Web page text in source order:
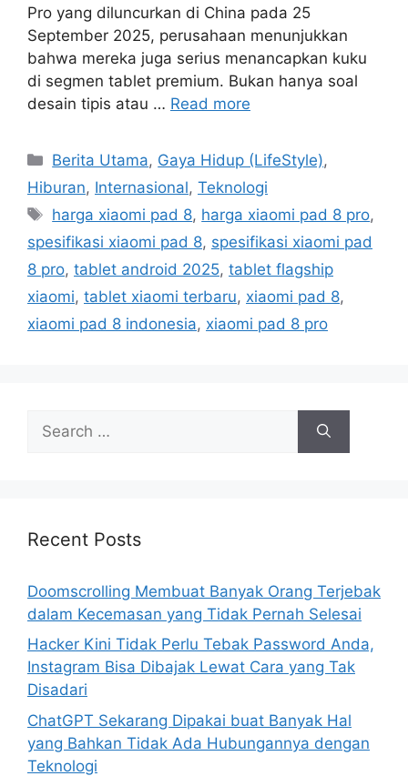
Pro yang diluncurkan di China pada 25
September 2025, perusahaan menunjukkan
bahwa mereka juga serius menancapkan kuku
di segmen tablet premium. Bukan hanya soal
desain tipis atau … Read more
C
e
g
o
r
Berita Utama, Gaya Hidup (LifeStyle),
Hiburan, Internasional, Teknologi
T
s
harga xiaomi pad 8, harga xiaomi pad 8 pro,
spesifikasi xiaomi pad 8, spesifikasi xiaomi pad
8 pro, tablet android 2025, tablet flagship
xiaomi, tablet xiaomi terbaru, xiaomi pad 8,
xiaomi pad 8 indonesia, xiaomi pad 8 pro
h
r
:
Recent Posts
Doomscrolling Membuat Banyak Orang Terjebak
dalam Kecemasan yang Tidak Pernah Selesai
Hacker Kini Tidak Perlu Tebak Password Anda,
Instagram Bisa Dibajak Lewat Cara yang Tak
Disadari
ChatGPT Sekarang Dipakai buat Banyak Hal
yang Bahkan Tidak Ada Hubungannya dengan
Teknologi